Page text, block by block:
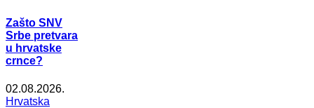
Zašto SNV
Srbe pretvara
u hrvatske
crnce?
02.08.2026.
Hrvatska